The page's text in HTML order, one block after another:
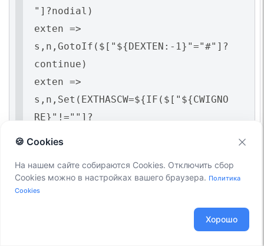
"]?nodial)
exten =>
s,n,GotoIf($["${DEXTEN:-1}"="#"]?
continue)
exten =>
s,n,Set(EXTHASCW=${IF($["${CWIGNO
RE}"!=""]?
s,n,GotoIf($["${EXTHASCW}"="" |
"${DB(CFB/${DEXTEN})}"!="" |
"${DB(CFU/${DEXTEN})}"!=""]?
🍪 Cookies
На нашем сайте собираются Cookies. Отключить сбор
Cookies можно в настройках вашего браузера. Политика
Cookies
Хорошо